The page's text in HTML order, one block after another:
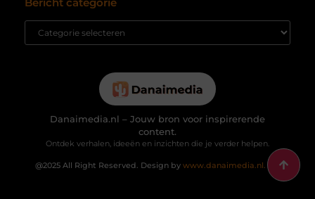
Danaimedia.nl – Jouw bron voor inspirerende
content.
Ontdek verhalen, ideeën en inzichten die je verder helpen.
@2025 All Right Reserved. Design bywww.danaimedia.nl.